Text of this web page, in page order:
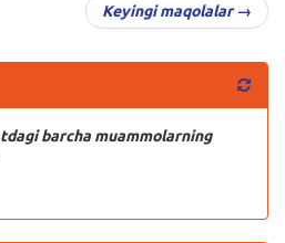
Keyingi maqolalar →
barcha muammolarning